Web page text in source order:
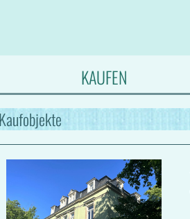
KAUFEN
Kaufobjekte